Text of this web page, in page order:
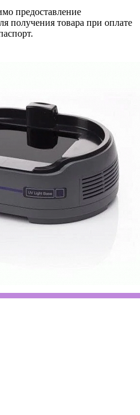
предоставление
получения товара при оплате